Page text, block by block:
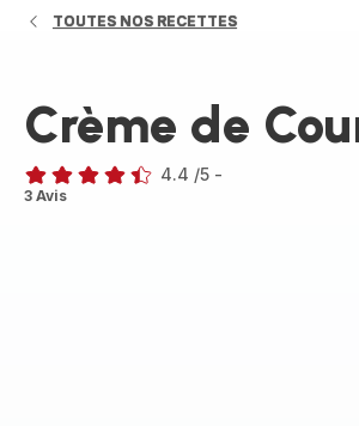
TOUTES NOS RECETTES
Crème de
ratings.4.4
4.4 /5 -
3 Avis